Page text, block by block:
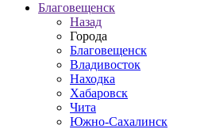
Благовещенск
Назад
Города
Благовещенск
Владивосток
Находка
Хабаровск
Чита
Южно-Сахалинск